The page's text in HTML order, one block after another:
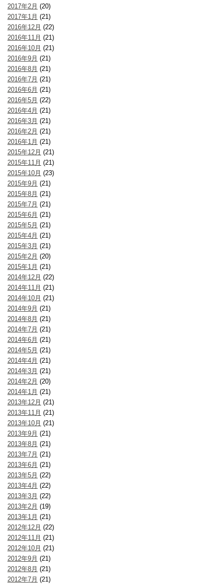
2017年2月 (20)
2017年1月 (21)
2016年12月 (22)
2016年11月 (21)
2016年10月 (21)
2016年9月 (21)
2016年8月 (21)
2016年7月 (21)
2016年6月 (21)
2016年5月 (22)
2016年4月 (21)
2016年3月 (21)
2016年2月 (21)
2016年1月 (21)
2015年12月 (21)
2015年11月 (21)
2015年10月 (23)
2015年9月 (21)
2015年8月 (21)
2015年7月 (21)
2015年6月 (21)
2015年5月 (21)
2015年4月 (21)
2015年3月 (21)
2015年2月 (20)
2015年1月 (21)
2014年12月 (22)
2014年11月 (21)
2014年10月 (21)
2014年9月 (21)
2014年8月 (21)
2014年7月 (21)
2014年6月 (21)
2014年5月 (21)
2014年4月 (21)
2014年3月 (21)
2014年2月 (20)
2014年1月 (21)
2013年12月 (21)
2013年11月 (21)
2013年10月 (21)
2013年9月 (21)
2013年8月 (21)
2013年7月 (21)
2013年6月 (21)
2013年5月 (22)
2013年4月 (22)
2013年3月 (22)
2013年2月 (19)
2013年1月 (21)
2012年12月 (22)
2012年11月 (21)
2012年10月 (21)
2012年9月 (21)
2012年8月 (21)
2012年7月 (21)